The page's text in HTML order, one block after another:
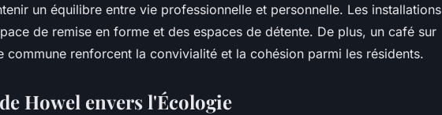
un équilibre entre vie professionnelle et personnelle. Les installations
de remise en forme et des espaces de détente. De plus, un café sur
commune renforcent la convivialité et la cohésion parmi les résidents.
Howel envers l'Écologie